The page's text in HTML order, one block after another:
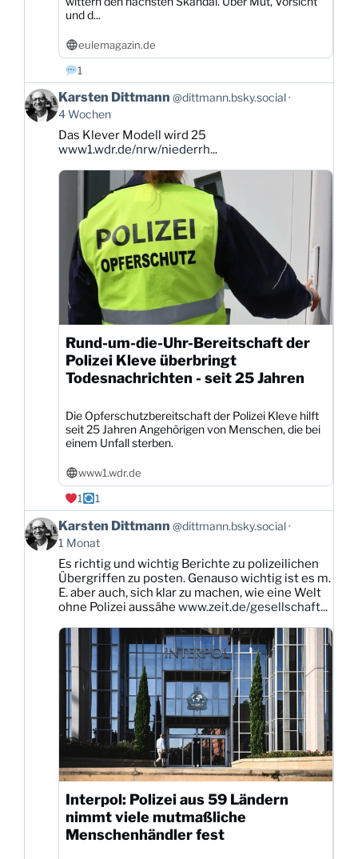
und d...
eulemagazin.de
1
Beitrag
von
Karsten
Dittmann
Bluesky
Karsten Dittmann @dittmann.bsky.social
4 Wochen
Das Klever Modell wird 25
www1.wdr.de/nrw/niederrh...
Rund-um-die-Uhr-Bereitschaft der
Polizei Kleve überbringt
Todesnachrichten - seit 25 Jahren
Die Opferschutzbereitschaft der Polizei Kleve hilft
seit 25 Jahren Angehörigen von Menschen, die bei
einem Unfall sterben.
www1.wdr.de
1
1
Beitrag
von
Karsten
Dittmann
Bluesky
ansehen
Karsten Dittmann @dittmann.bsky.social
1 Monat
Es richtig und wichtig Berichte zu polizeilichen
Übergriffen zu posten. Genauso wichtig ist es m.
E. aber auch, sich klar zu machen, wie eine Welt
ohne Polizei aussähe www.zeit.de/gesellschaft...
Interpol: Polizei aus 59 Ländern
nimmt viele mutmaßliche
Menschenhändler fest